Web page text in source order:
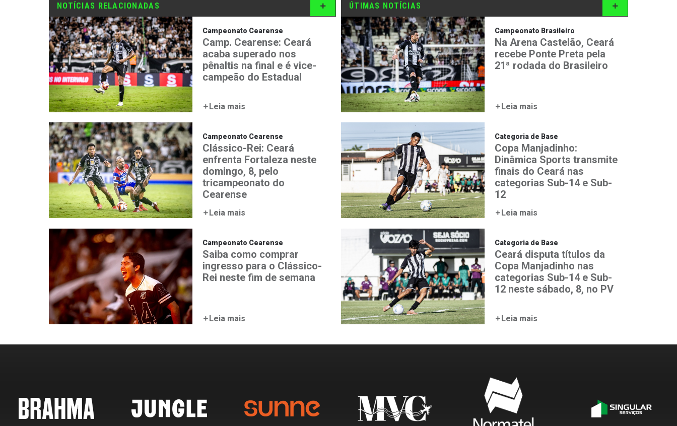
NOTÍCIAS RELACIONADAS
Campeonato Cearense
Camp. Cearense: Ceará
acaba superado nos
pênaltis na final e é vice-
campeão do Estadual
Leia mais
Campeonato Cearense
Clássico-Rei: Ceará
enfrenta Fortaleza neste
domingo, 8, pelo
tricampeonato do
Cearense
Leia mais
Campeonato Cearense
Saiba como comprar
ingresso para o Clássico-
Rei neste fim de semana
Leia mais
ÚTIMAS NOTÍCIAS
Campeonato Brasileiro
Na Arena Castelão, Ceará
recebe Ponte Preta pela
21ª rodada do Brasileiro
Leia mais
Categoria de Base
Copa Manjadinho:
Dinâmica Sports transmite
finais do Ceará nas
categorias Sub-14 e Sub-
12
Leia mais
Categoria de Base
Ceará disputa títulos da
Copa Manjadinho nas
categorias Sub-14 e Sub-
12 neste sábado, 8, no PV
Leia mais